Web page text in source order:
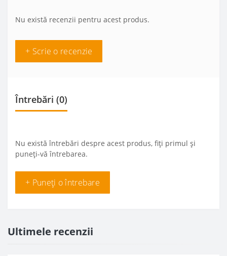
Nu există recenzii pentru acest produs.
+ Scrie o recenzie
Întrebări (0)
Nu există întrebări despre acest produs, fiți primul și
puneți-vă întrebarea.
+ Puneți o întrebare
Ultimele recenzii